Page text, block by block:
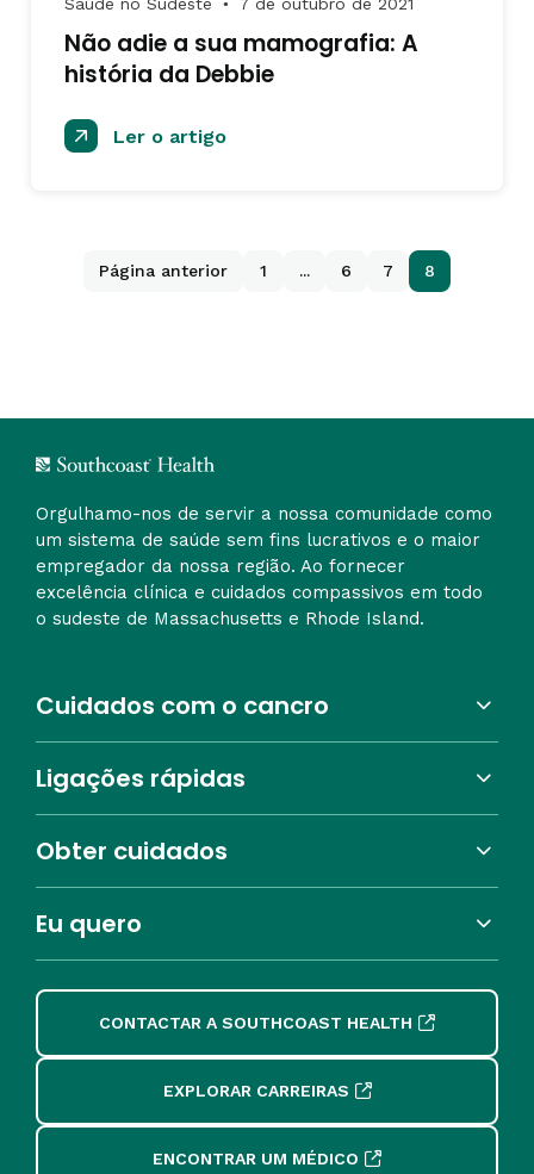
●
Não adie a sua mamografia: A
história da Debbie
Ler o artigo
Página anterior 1 ... 6 7 8
Orgulhamo-nos de servir a nossa comunidade como
um sistema de saúde sem fins lucrativos e o maior
empregador da nossa região. Ao fornecer
excelência clínica e cuidados compassivos em todo
o sudeste de Massachusetts e Rhode Island.
Cuidados com o cancro
Ligações rápidas
Obter cuidados
Eu quero
CONTACTAR A SOUTHCOAST HEALTH
EXPLORAR CARREIRAS
ENCONTRAR UM MÉDICO